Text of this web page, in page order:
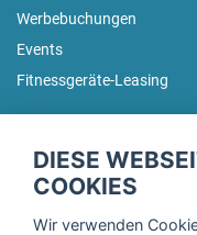
Werbebuchungen
Events
Fitnessgeräte-Leasing
Trage dich hier für
DIESE
COOKIES
Wir verwenden